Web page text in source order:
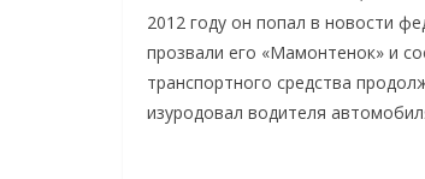
2012 году он попал в новости
прозвали его «Мамонтенок» и
транспортного средства
изуродовал водителя